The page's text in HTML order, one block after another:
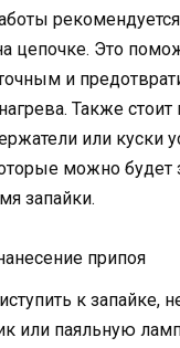
цепочке. Это
и
Также стоит
или куски
можно будет
запайки.
припоя
к запайке,
или паяльную